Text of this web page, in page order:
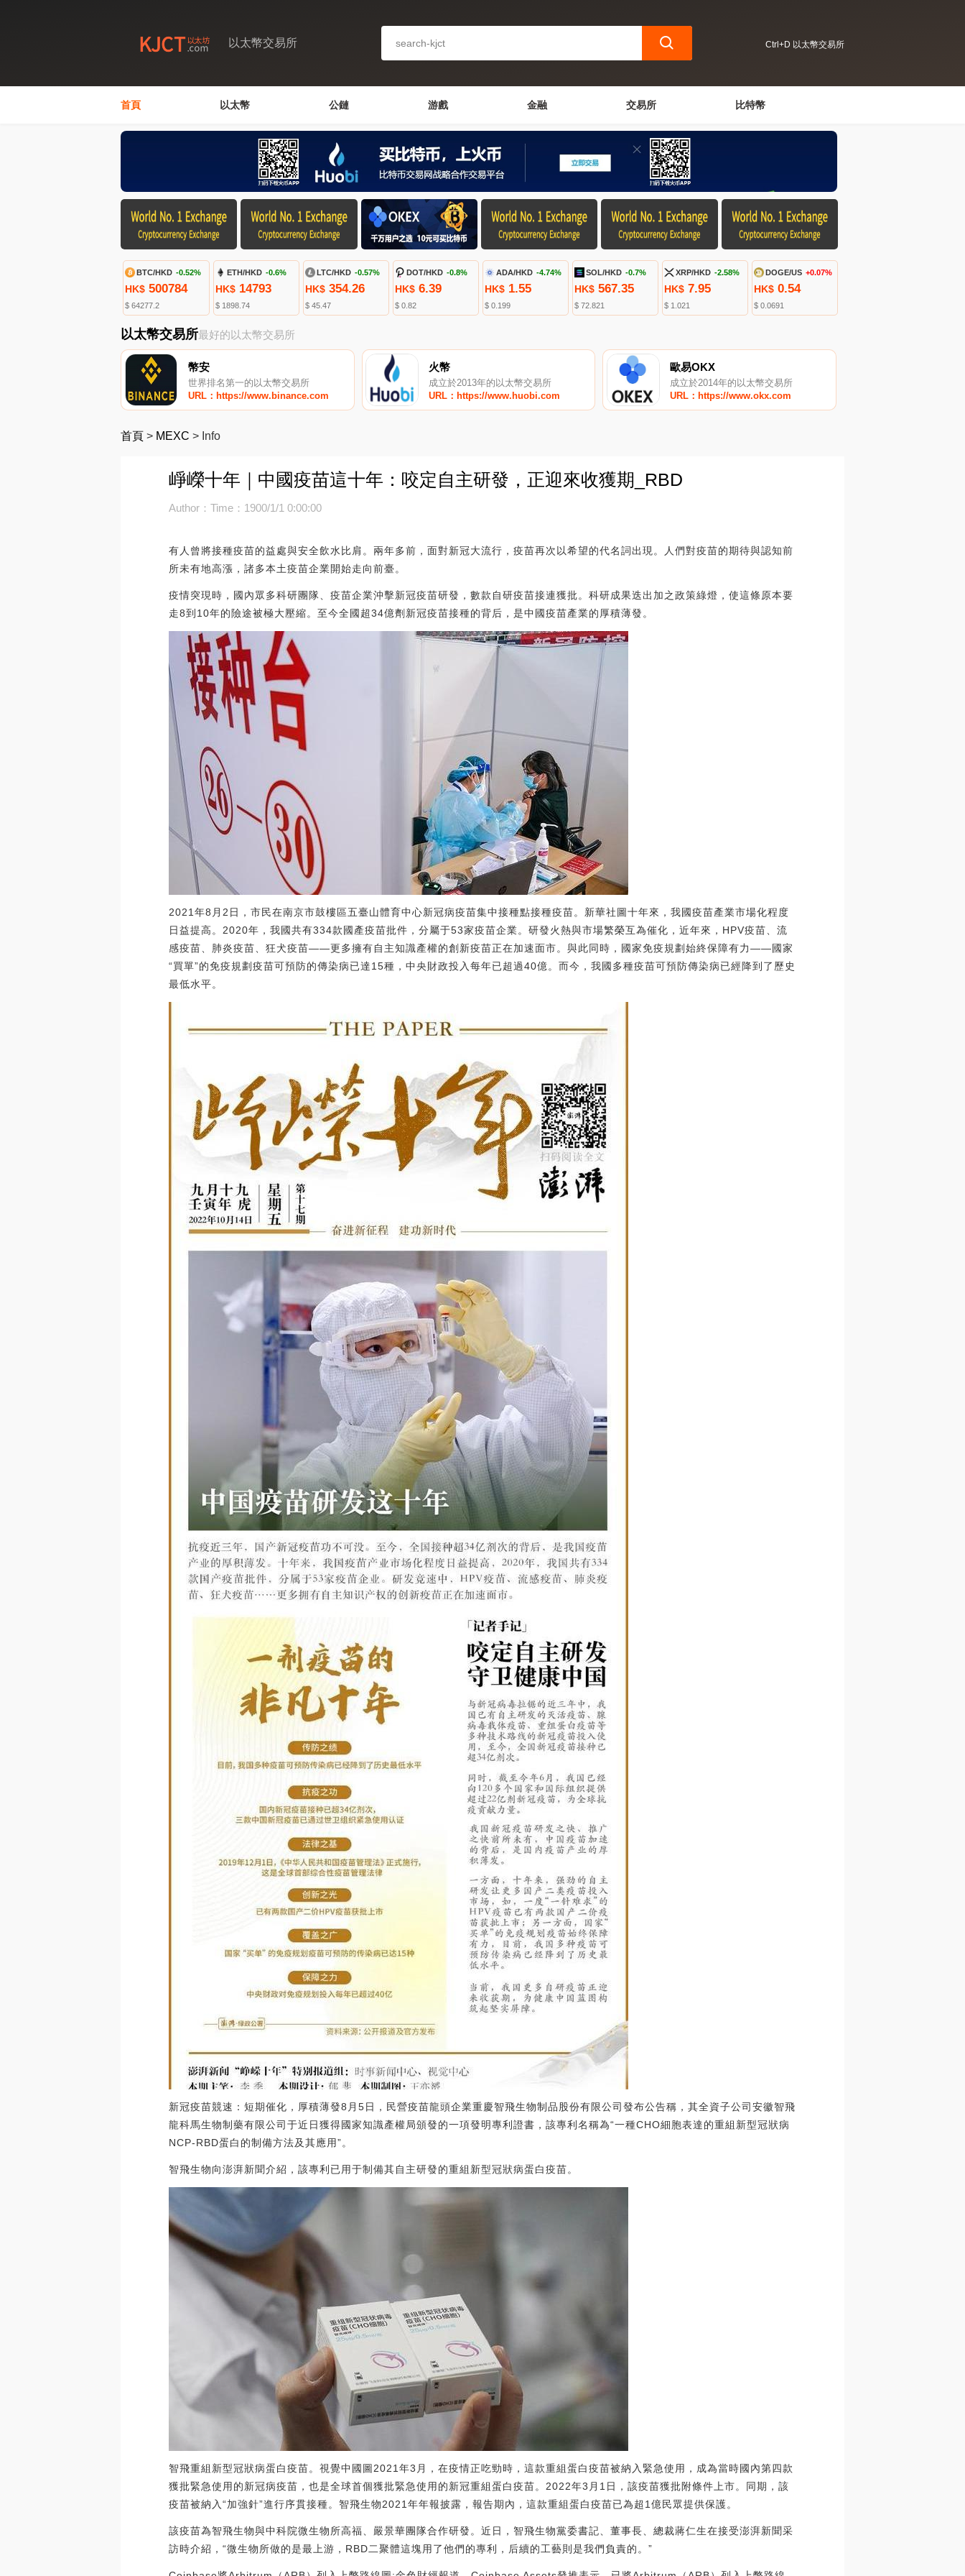
以太幣交易所 Ctrl+D 以太幣交易所
首頁 以太幣 公鏈 游戲 金融 交易所 比特幣
BTC/HKD -0.52%
HK$ 500784
$ 64277.2
ETH/HKD -0.6%
HK$14793
$ 1898.74
LTC/HKD -0.57%
HK$354.26
$ 45.47
DOT/HKD -0.8%
HK$6.39
$ 0.82
ADA/HKD -4.74%
HK$1.55
$ 0.199
SOL/HKD -0.7%
HK$ 567.35
$ 72.821
XRP/HKD -2.58%
HK$ 7.95
$ 1.021
DOGE/US +0.07%
HK$ 0.54
$ 0.0691
以太幣交易所最好的以太幣交易所
幣安
世界排名第一的以太幣交易所
URL：https://www.binance.com
火幣
成立於2013年的以太幣交易所
URL：https://www.huobi.com
歐易OKX
成立於2014年的以太幣交易所
URL：https://www.okx.com
首頁 > MEXC > Info
崢嶸十年｜中國疫苗這十年：咬定自主研發，正迎來收獲期_RBD
Author：Time：1900/1/1 0:00:00
有人曾將接種疫苗的益處與安全飲水比肩。兩年多前，面對新冠大流行，疫苗再次以希望的代名詞出現。人們對疫苗的期待與認知前
所未有地高漲，諸多本土疫苗企業開始走向前臺。
疫情突現時，國內眾多科研團隊、疫苗企業沖擊新冠疫苗研發，數款自研疫苗接連獲批。科研成果迭出加之政策綠燈，使這條原本要
走8到10年的險途被極大壓縮。至今全國超34億劑新冠疫苗接種的背后，是中國疫苗產業的厚積薄發。
2021年8月2日，市民在南京市鼓樓區五臺山體育中心新冠病疫苗集中接種點接種疫苗。新華社圖十年來，我國疫苗產業市場化程度
日益提高。2020年，我國共有334款國產疫苗批件，分屬于53家疫苗企業。研發火熱與市場繁榮互為催化，近年來，HPV疫苗、流
感疫苗、肺炎疫苗、狂犬疫苗——更多擁有自主知識產權的創新疫苗正在加速面市。與此同時，國家免疫規劃始終保障有力——國家
“買單”的免疫規劃疫苗可預防的傳染病已達15種，中央財政投入每年已超過40億。而今，我國多種疫苗可預防傳染病已經降到了歷史
最低水平。
新冠疫苗競速：短期催化，厚積薄發8月5日，民營疫苗龍頭企業重慶智飛生物制品股份有限公司發布公告稱，其全資子公司安徽智飛
龍科馬生物制藥有限公司于近日獲得國家知識產權局頒發的一項發明專利證書，該專利名稱為“一種CHO細胞表達的重組新型冠狀病
NCP-RBD蛋白的制備方法及其應用”。
智飛生物向澎湃新聞介紹，該專利已用于制備其自主研發的重組新型冠狀病蛋白疫苗。
智飛重組新型冠狀病蛋白疫苗。視覺中國圖2021年3月，在疫情正吃勁時，這款重組蛋白疫苗被納入緊急使用，成為當時國內第四款
獲批緊急使用的新冠病疫苗，也是全球首個獲批緊急使用的新冠重組蛋白疫苗。2022年3月1日，該疫苗獲批附條件上市。同期，該
疫苗被納入“加強針”進行序貫接種。智飛生物2021年年報披露，報告期內，這款重組蛋白疫苗已為超1億民眾提供保護。
該疫苗為智飛生物與中科院微生物所高福、嚴景華團隊合作研發。近日，智飛生物黨委書記、董事長、總裁蔣仁生在接受澎湃新聞采
訪時介紹，“微生物所做的是最上游，RBD二聚體這塊用了他們的專利，后續的工藝則是我們負責的。”